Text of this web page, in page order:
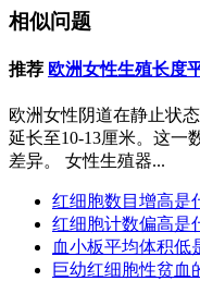
相似问题
推荐 欧洲女性生殖长度
欧洲女性阴道在静止状
延长至10-13厘米。这一
差异。‌‌‌ 女性生殖器...
红细胞数目增高是
红细胞计数偏高是
血小板平均体积低
巨幼红细胞性贫血